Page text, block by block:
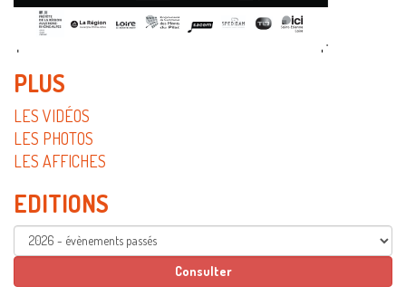
PLUS
LES VIDÉOS
LES PHOTOS
LES AFFICHES
EDITIONS